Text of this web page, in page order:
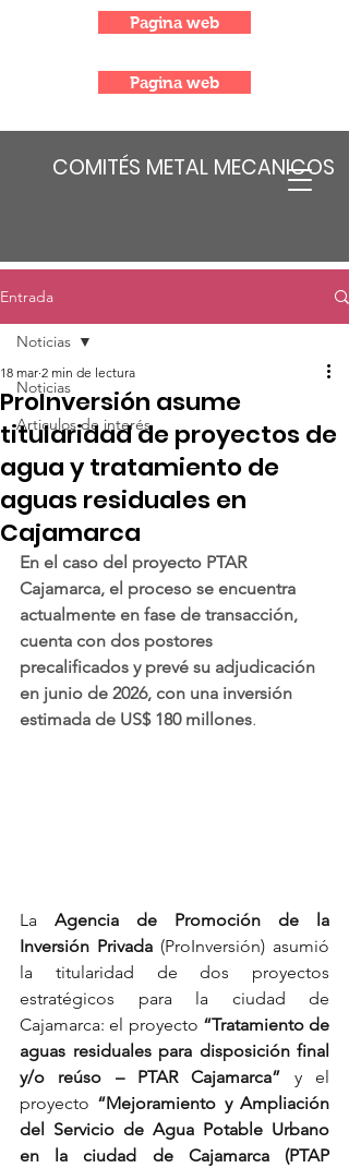
COMITÉS METAL MECANICOS
Pagina web
Pagina web
Entrada
Noticias
Articulos de interés
Noticias
ProInversión asume
titularidad de proyectos de
agua y tratamiento de
aguas residuales en
Cajamarca
18 mar 2 min de lectura
En el caso del proyecto PTAR
Cajamarca, el proceso se encuentra
actualmente en fase de transacción,
cuenta con dos postores
precalificados y prevé su adjudicación
en junio de 2026, con una inversión
estimada de US$ 180 millones.
La Agencia de Promoción de la
Inversión Privada (ProInversión) asumió
la titularidad de dos proyectos
estratégicos para la ciudad de
Cajamarca: el proyecto “Tratamiento de
aguas residuales para disposición final
y/o reúso – PTAR Cajamarca” y el
proyecto “Mejoramiento y Ampliación
del Servicio de Agua Potable Urbano
en la ciudad de Cajamarca (PTAP